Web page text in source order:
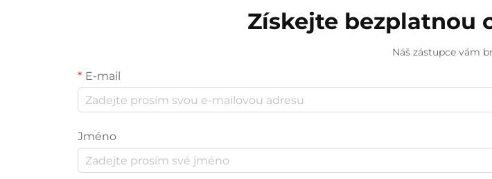
Získejte bezplatnou
Náš zástupce vám
E-mail
Jméno